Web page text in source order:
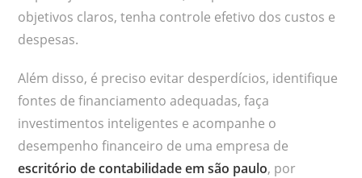
objetivos claros, tenha controle efetivo dos custos e
despesas.
Além disso, é preciso evitar desperdícios, identifique
fontes de financiamento adequadas, faça
investimentos inteligentes e acompanhe o
desempenho financeiro de uma empresa de
escritório de contabilidade em são paulo, por